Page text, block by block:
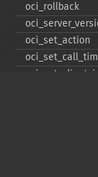
oci_​rollback
oci_​set_​action